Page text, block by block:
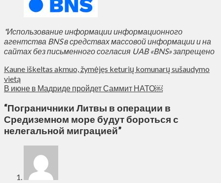
*Использование информации информационного
агентства BNS в средствах массовой информации и на
сайтах без письменного согласия UAB «BNS» запрещено
Kaune iškeltas akmuo, žymėjęs keturių komunarų sušaudymo
vietą
В июне в Мадриде пройдет Саммит НАТО￼
“Пограничники Литвы в операции в
Средиземном море будут бороться с
нелегальной миграцией”